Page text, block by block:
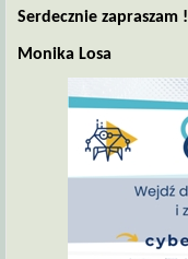
Serdecznie zapraszam !
Monika Losa